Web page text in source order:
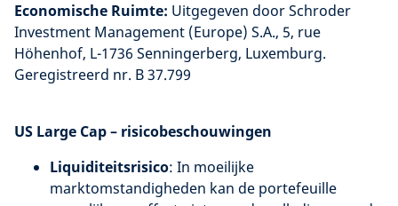
Economische Ruimte: Uitgegeven door Schroder
Investment Management (Europe) S.A., 5, rue
Höhenhof, L-1736 Senningerberg, Luxemburg.
Geregistreerd nr. B 37.799
US Large Cap – risicobeschouwingen
Liquiditeitsrisico: In moeilijke
marktomstandigheden kan de portefeuille